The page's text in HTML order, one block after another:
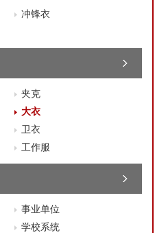
冲锋衣
夹克
大衣
卫衣
工作服
事业单位
学校系统